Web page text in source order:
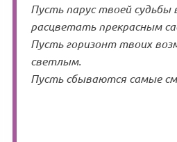
Пусть парус твоей
расцветать прекрасным
Пусть горизонт твоих
светлым.
Пусть сбываются самые